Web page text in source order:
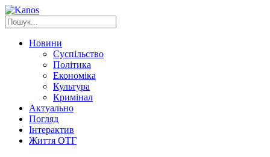
Новини
Суспільство
Політика
Економіка
Культура
Кримінал
Актуально
Погляд
Інтерактив
Життя ОТГ